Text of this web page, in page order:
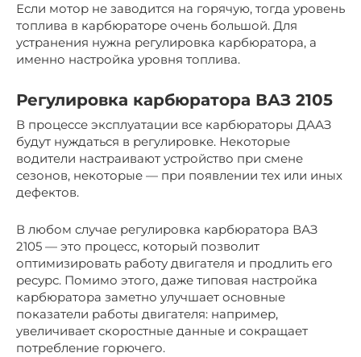
Если мотор не заводится на горячую, тогда уровень
топлива в карбюраторе очень большой. Для
устранения нужна регулировка карбюратора, а
именно настройка уровня топлива.
Регулировка карбюратора ВАЗ 2105
В процессе эксплуатации все карбюраторы ДААЗ
будут нуждаться в регулировке. Некоторые
водители настраивают устройство при смене
сезонов, некоторые — при появлении тех или иных
дефектов.
В любом случае регулировка карбюратора ВАЗ
2105 — это процесс, который позволит
оптимизировать работу двигателя и продлить его
ресурс. Помимо этого, даже типовая настройка
карбюратора заметно улучшает основные
показатели работы двигателя: например,
увеличивает скоростные данные и сокращает
потребление горючего.